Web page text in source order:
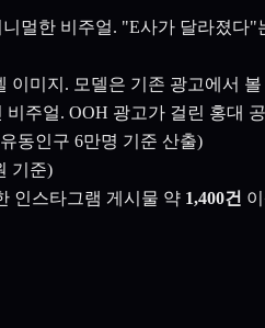
멀한 비주얼. "E사가 달라졌다
이미지. 모델은 기존 광고에서
주얼. OOH 광고가 걸린 홍대
동인구 6만명 기준 산출)
기준)
인스타그램 게시물 약 1,400건